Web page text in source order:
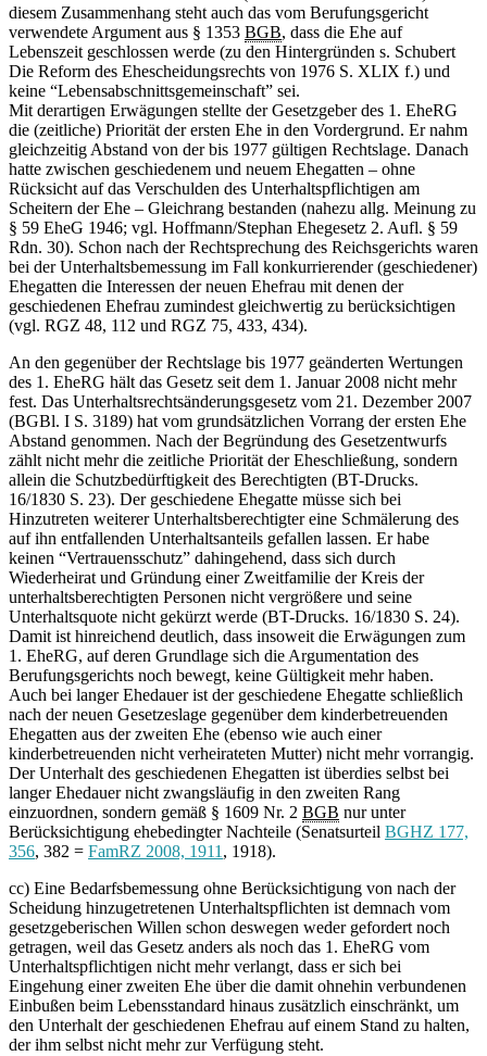
diesem Zusammenhang steht auch das vom Berufungsgericht
verwendete Argument aus § 1353 BGB, dass die Ehe auf
Lebenszeit geschlossen werde (zu den Hintergründen s. Schubert
Die Reform des Ehescheidungsrechts von 1976 S. XLIX f.) und
keine “Lebensabschnittsgemeinschaft” sei.
Mit derartigen Erwägungen stellte der Gesetzgeber des 1. EheRG
die (zeitliche) Priorität der ersten Ehe in den Vordergrund. Er nahm
gleichzeitig Abstand von der bis 1977 gültigen Rechtslage. Danach
hatte zwischen geschiedenem und neuem Ehegatten – ohne
Rücksicht auf das Verschulden des Unterhaltspflichtigen am
Scheitern der Ehe – Gleichrang bestanden (nahezu allg. Meinung zu
§ 59 EheG 1946; vgl. Hoffmann/Stephan Ehegesetz 2. Aufl. § 59
Rdn. 30). Schon nach der Rechtsprechung des Reichsgerichts waren
bei der Unterhaltsbemessung im Fall konkurrierender (geschiedener)
Ehegatten die Interessen der neuen Ehefrau mit denen der
geschiedenen Ehefrau zumindest gleichwertig zu berücksichtigen
(vgl. RGZ 48, 112 und RGZ 75, 433, 434).
An den gegenüber der Rechtslage bis 1977 geänderten Wertungen
des 1. EheRG hält das Gesetz seit dem 1. Januar 2008 nicht mehr
fest. Das Unterhaltsrechtsänderungsgesetz vom 21. Dezember 2007
(BGBl. I S. 3189) hat vom grundsätzlichen Vorrang der ersten Ehe
Abstand genommen. Nach der Begründung des Gesetzentwurfs
zählt nicht mehr die zeitliche Priorität der Eheschließung, sondern
allein die Schutzbedürftigkeit des Berechtigten (BT-Drucks.
16/1830 S. 23). Der geschiedene Ehegatte müsse sich bei
Hinzutreten weiterer Unterhaltsberechtigter eine Schmälerung des
auf ihn entfallenden Unterhaltsanteils gefallen lassen. Er habe
keinen “Vertrauensschutz” dahingehend, dass sich durch
Wiederheirat und Gründung einer Zweitfamilie der Kreis der
unterhaltsberechtigten Personen nicht vergrößere und seine
Unterhaltsquote nicht gekürzt werde (BT-Drucks. 16/1830 S. 24).
Damit ist hinreichend deutlich, dass insoweit die Erwägungen zum
1. EheRG, auf deren Grundlage sich die Argumentation des
Berufungsgerichts noch bewegt, keine Gültigkeit mehr haben.
Auch bei langer Ehedauer ist der geschiedene Ehegatte schließlich
nach der neuen Gesetzeslage gegenüber dem kinderbetreuenden
Ehegatten aus der zweiten Ehe (ebenso wie auch einer
kinderbetreuenden nicht verheirateten Mutter) nicht mehr vorrangig.
Der Unterhalt des geschiedenen Ehegatten ist überdies selbst bei
langer Ehedauer nicht zwangsläufig in den zweiten Rang
einzuordnen, sondern gemäß § 1609 Nr. 2 BGB nur unter
Berücksichtigung ehebedingter Nachteile (Senatsurteil BGHZ 177,
356, 382 = FamRZ 2008, 1911, 1918).
cc) Eine Bedarfsbemessung ohne Berücksichtigung von nach der
Scheidung hinzugetretenen Unterhaltspflichten ist demnach vom
gesetzgeberischen Willen schon deswegen weder gefordert noch
getragen, weil das Gesetz anders als noch das 1. EheRG vom
Unterhaltspflichtigen nicht mehr verlangt, dass er sich bei
Eingehung einer zweiten Ehe über die damit ohnehin verbundenen
Einbußen beim Lebensstandard hinaus zusätzlich einschränkt, um
den Unterhalt der geschiedenen Ehefrau auf einem Stand zu halten,
der ihm selbst nicht mehr zur Verfügung steht.